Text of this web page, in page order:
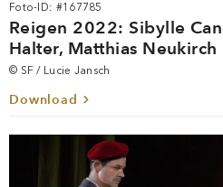
Foto-ID: #167785
Reigen 2022: Sibylle
Halter, Matthias Neukirch
© SF / Lucie Jansch
Download